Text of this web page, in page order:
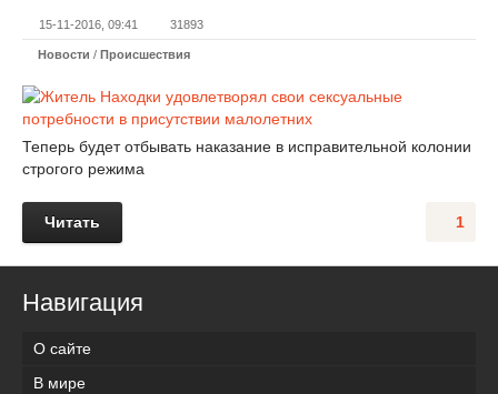
15-11-2016, 09:41 31893
Новости / Происшествия
Теперь будет отбывать наказание в исправительной колонии
строгого режима
1
Читать
Навигация
О сайте
В мире